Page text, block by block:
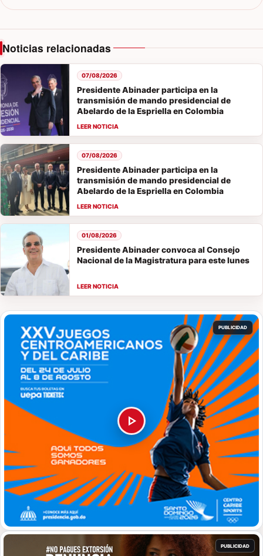
Noticias relacionadas
Presidente Abinader participa en la
transmisión de mando presidencial de
Abelardo de la Espriella en Colombia
07/08/2026
Presidente Abinader participa en la
transmisión de mando presidencial de
Abelardo de la Espriella en Colombia
07/08/2026
Presidente Abinader convoca al Consejo
Nacional de la Magistratura para este lunes
01/08/2026